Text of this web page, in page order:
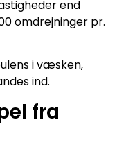
end
omdrejninger pr.
i væsken,
ind.
fra